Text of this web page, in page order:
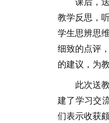
课后，
教学反思，
学生思辨思
细致的点评
的建议，为
此次送
建了学习交
们表示收获